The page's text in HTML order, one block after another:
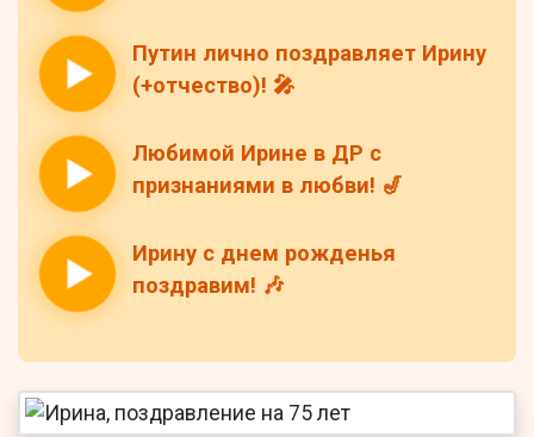
Путин лично поздравляет Ирину
(+отчество)! 🎤
Любимой Ирине в ДР с
признаниями в любви! 🎷
Ирину с днем рожденья
поздравим! 🎶